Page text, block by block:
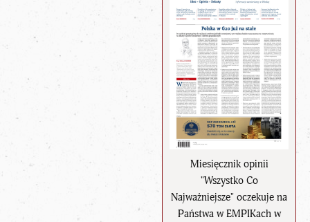
Miesięcznik opinii
"Wszystko Co
Najważniejsze" oczekuje na
Państwa w EMPIKach w